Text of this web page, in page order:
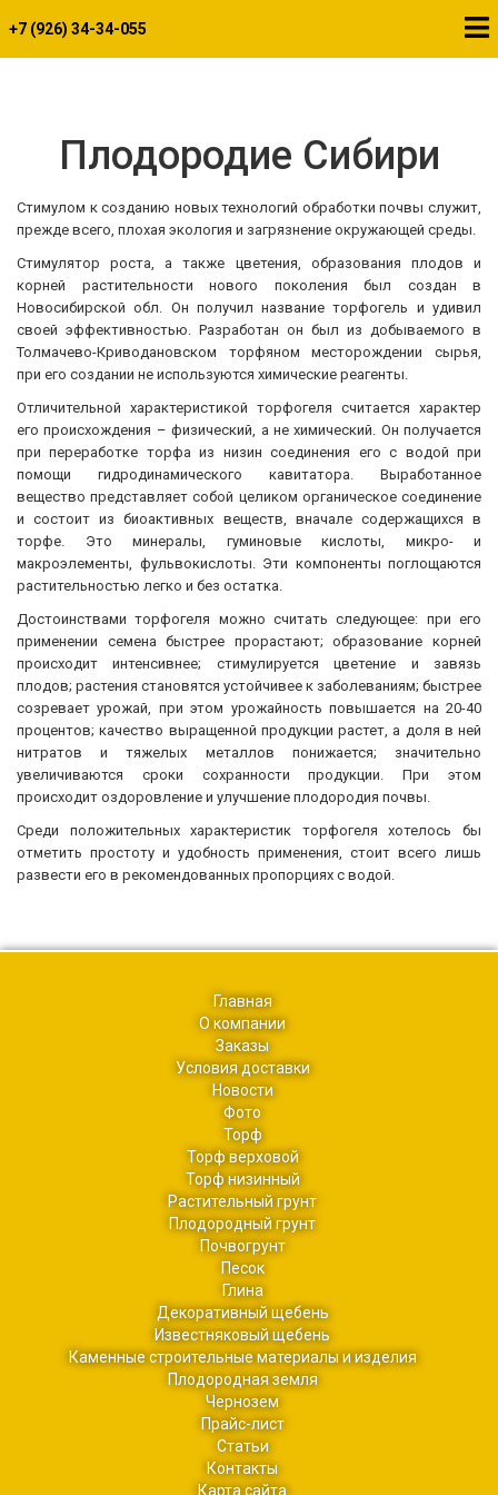
+7 (926) 34-34-055
Плодородие Сибири
Стимулом к созданию новых технологий обработки почвы служит,
прежде всего, плохая экология и загрязнение окружающей среды.
Стимулятор роста, а также цветения, образования плодов и
корней растительности нового поколения был создан в
Новосибирской обл. Он получил название торфогель и удивил
своей эффективностью. Разработан он был из добываемого в
Толмачево-Криводановском торфяном месторождении сырья,
при его создании не используются химические реагенты.
Отличительной характеристикой торфогеля считается характер
его происхождения – физический, а не химический. Он получается
при переработке торфа из низин соединения его с водой при
помощи гидродинамического кавитатора. Выработанное
вещество представляет собой целиком органическое соединение
и состоит из биоактивных веществ, вначале содержащихся в
торфе. Это минералы, гуминовые кислоты, микро- и
макроэлементы, фульвокислоты. Эти компоненты поглощаются
растительностью легко и без остатка.
Достоинствами торфогеля можно считать следующее: при его
применении семена быстрее прорастают; образование корней
происходит интенсивнее; стимулируется цветение и завязь
плодов; растения становятся устойчивее к заболеваниям; быстрее
созревает урожай, при этом урожайность повышается на 20-40
процентов; качество выращенной продукции растет, а доля в ней
нитратов и тяжелых металлов понижается; значительно
увеличиваются сроки сохранности продукции. При этом
происходит оздоровление и улучшение плодородия почвы.
Среди положительных характеристик торфогеля хотелось бы
отметить простоту и удобность применения, стоит всего лишь
развести его в рекомендованных пропорциях с водой.
Главная
О компании
Заказы
Условия доставки
Новости
Фото
Торф
Торф верховой
Торф низинный
Растительный грунт
Плодородный грунт
Почвогрунт
Песок
Глина
Декоративный щебень
Известняковый щебень
Каменные строительные материалы и изделия
Плодородная земля
Чернозем
Прайс-лист
Cтатьи
Контакты
Карта сайта